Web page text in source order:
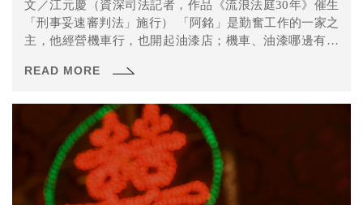
文／江元慶（資深司法記者，作品《流浪法庭30年》催生
「刑事妥速審判法」施行） 「阿銘」是勤奮工作的一家之
主，他經營機車行，也開起油漆店；機車、油漆哪邊有生
READ MORE